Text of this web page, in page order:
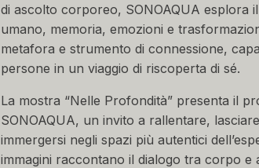
di ascolto corporeo, SONOAQUA esplora
umano, memoria, emozioni e
metafora e strumento di connessione,
persone in un viaggio di riscoperta di sé.
La mostra “Nelle Profondità” presenta il
SONOAQUA, un invito a rallentare,
immergersi negli spazi più autentici
immagini raccontano il dialogo tra corpo e